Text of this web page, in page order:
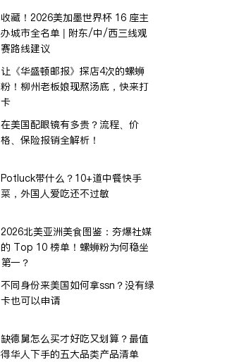
收藏！2026美加墨世界杯 16 座主
办城市全名单 | 附东/中/西三线观
赛路线建议
让《华盛顿邮报》探店4次的螺蛳
粉！柳州老板娘现熬汤底，快来打
卡
在美国配眼镜有多贵？流程、价
格、保险报销全解析！
Potluck带什么？10+道中餐快手
菜，外国人爱吃还不过敏
2026北美亚洲美食图鉴：夯爆社媒
的 Top 10 榜单！螺蛳粉为何稳坐
第一？
不同身份来美国如何拿ssn？没有绿
卡也可以申请
缺德舅怎么买才好吃又划算？最值
得华人下手的五大品类产品清单